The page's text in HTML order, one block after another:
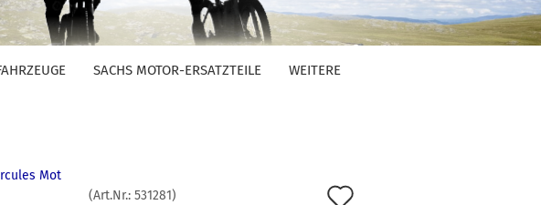
SACHS MOTOR-ERSATZTEILE WEITERE
Mot
(Art.Nr.: 531281)